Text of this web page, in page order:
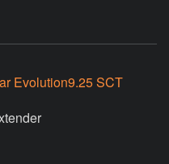
Evolution9.25 SCT